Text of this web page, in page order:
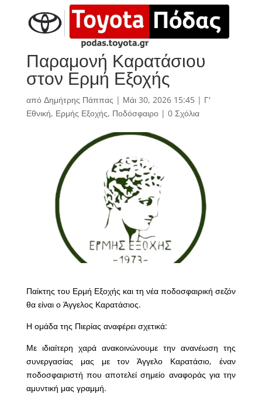
Παραμονή Καρατάσιου
στον Ερμή Εξοχής
από Δημήτρης Πάππας | Μάι 30, 2026 15:45| Γ'
Εθνική, Ερμής Εξοχής, Ποδόσφαιρο| 0 Σχόλια
Παίκτης του Ερμή Εξοχής και τη νέα ποδοσφαιρική σεζόν
θα είναι ο Άγγελος Καρατάσιος.
Η ομάδα της Πιερίας αναφέρει σχετικά:
Με ιδιαίτερη χαρά ανακοινώνουμε την ανανέωση της
συνεργασίας μας με τον Άγγελο Καρατάσιο, έναν
ποδοσφαιριστή που αποτελεί σημείο αναφοράς για την
αμυντική μας γραμμή.